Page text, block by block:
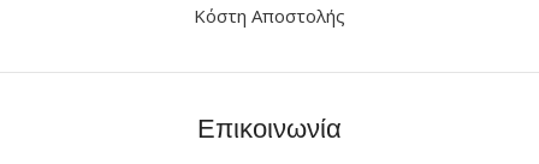
Κόστη Αποστολής
Επικοινωνία